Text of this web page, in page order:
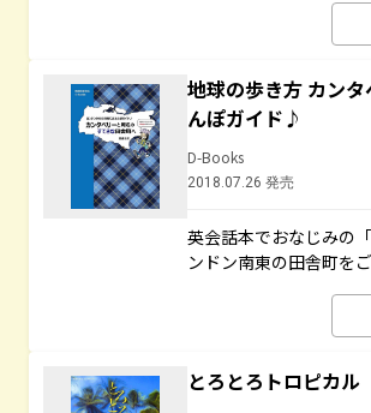
地球の歩き方 カン
んぽガイド♪
D-Books
2018.07.26 発売
英会話本でおなじみの
ンドン南東の田舎町を
とろとろトロピカ